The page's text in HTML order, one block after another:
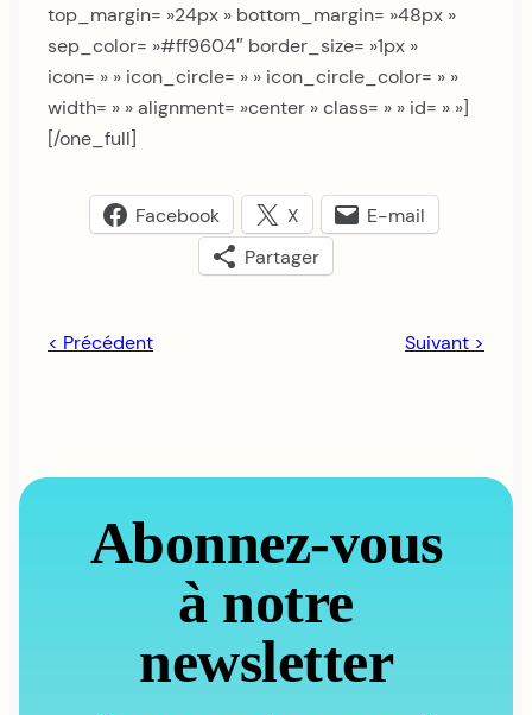
top_margin= »24px » bottom_margin= »48px »
sep_color= »#ff9604″ border_size= »1px »
icon= » » icon_circle= » » icon_circle_color= » »
width= » » alignment= »center » class= » » id= » »]
[/one_full]
Facebook X
E-mail
Partager
< Précédent Suivant >
Abonnez-vous
à notre
newsletter